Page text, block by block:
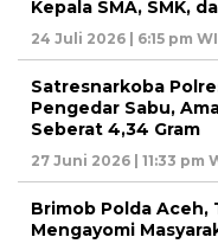
Kepala SMA, SMK,
24 Juli 2026 | 6:15 pm
Satresnarkoba
Pengedar Sabu,
Seberat 4,34 Gram
27 Juni 2026 | 11:33 pm
Brimob Polda Aceh,
Mengayomi